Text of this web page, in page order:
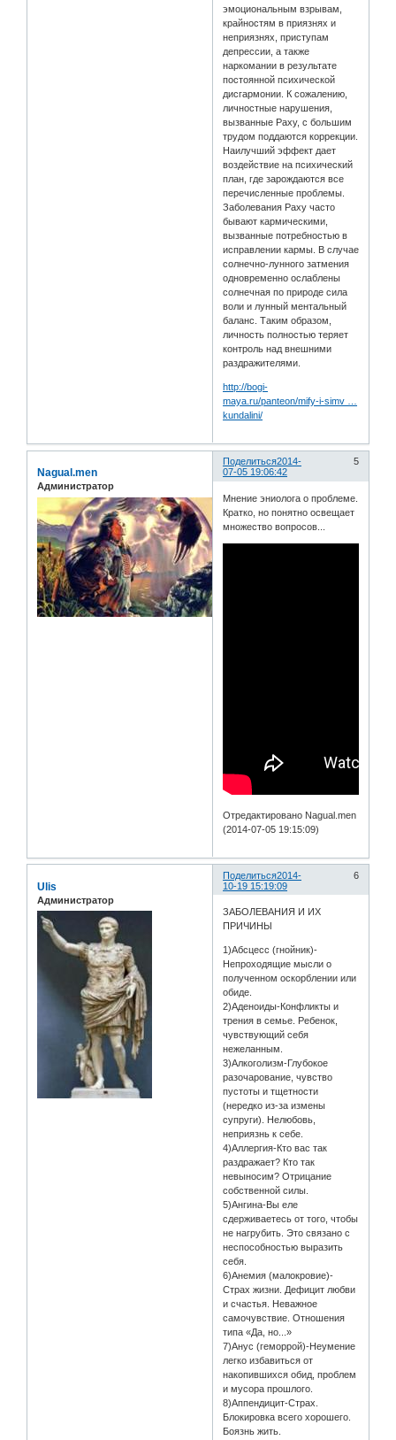
эмоциональным взрывам,
крайностям в приязнях и
неприязнях, приступам
депрессии, а также
наркомании в результате
постоянной психической
дисгармонии. К сожалению,
личностные нарушения,
вызванные Раху, с большим
трудом поддаются коррекции.
Наилучший эффект дает
воздействие на психический
план, где зарождаются все
перечисленные проблемы.
Заболевания Раху часто
бывают кармическими,
вызванные потребностью в
исправлении кармы. В случае
солнечно-лунного затмения
одновременно ослаблены
солнечная по природе сила
воли и лунный ментальный
баланс. Таким образом,
личность полностью теряет
контроль над внешними
раздражителями.
http://bogi-
maya.ru/panteon/mify-i-simv …
kundalini/
Поделиться 5
2014-
07-05 19:06:42
Nagual.men
Администратор
Мнение эниолога о проблеме.
Кратко, но понятно освещает
множество вопросов...
Отредактировано Nagual.men
(2014-07-05 19:15:09)
Поделиться 6
2014-
10-19 15:19:09
Ulis
Администратор
ЗАБОЛЕВАНИЯ И ИХ
ПРИЧИНЫ
1)Абсцесс (гнойник)-
Непроходящие мысли о
полученном оскорблении или
обиде.
2)Аденоиды-Конфликты и
трения в семье. Ребенок,
чувствующий себя
нежеланным.
3)Алкоголизм-Глубокое
разочарование, чувство
пустоты и тщетности
(нередко из-за измены
супруги). Нелюбовь,
неприязнь к себе.
4)Аллергия-Кто вас так
раздражает? Кто так
невыносим? Отрицание
собственной силы.
5)Ангина-Вы еле
сдерживаетесь от того, чтобы
не нагрубить. Это связано с
неспособностью выразить
себя.
6)Анемия (малокровие)-
Страх жизни. Дефицит любви
и счастья. Неважное
самочувствие. Отношения
типа «Да, но...»
7)Анус (геморрой)-Неумение
легко избавиться от
накопившихся обид, проблем
и мусора прошлого.
8)Аппендицит-Страх.
Блокировка всего хорошего.
Боязнь жить.